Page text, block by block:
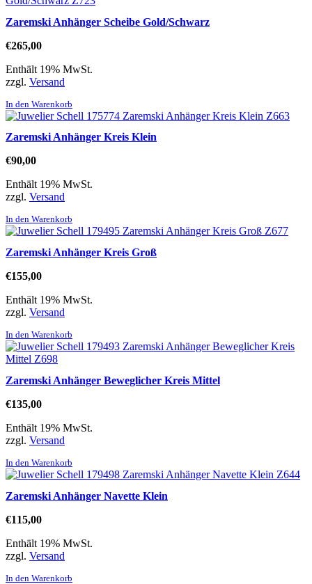
Zaremski Anhänger Scheibe Gold/Schwarz
€265,00
Enthält 19% MwSt.
zzgl. Versand
In den Warenkorb
Zaremski Anhänger Kreis Klein
€90,00
Enthält 19% MwSt.
zzgl. Versand
In den Warenkorb
Zaremski Anhänger Kreis Groß
€155,00
Enthält 19% MwSt.
zzgl. Versand
In den Warenkorb
Zaremski Anhänger Beweglicher Kreis Mittel
€135,00
Enthält 19% MwSt.
zzgl. Versand
In den Warenkorb
Zaremski Anhänger Navette Klein
€115,00
Enthält 19% MwSt.
zzgl. Versand
In den Warenkorb